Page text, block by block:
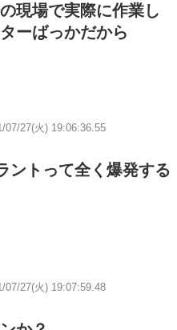
現場で実際に作業し
ーばっかだから
07/27(火) 19:06:36.55
ントって全く爆発する
07/27(火) 19:07:59.48